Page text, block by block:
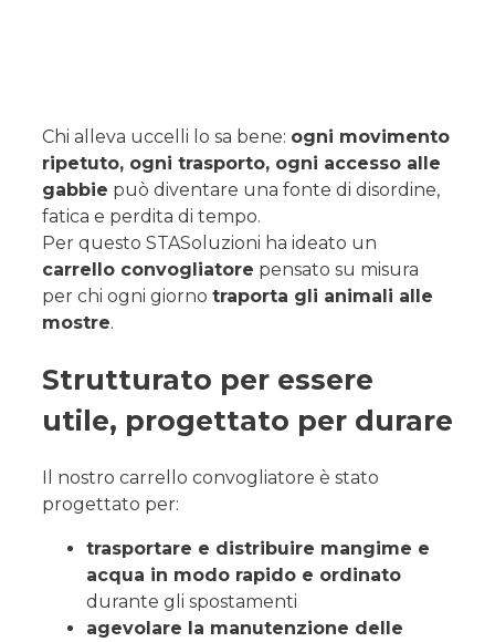
Chi alleva uccelli lo sa bene: ogni movimento
ripetuto, ogni trasporto, ogni accesso alle
gabbie può diventare una fonte di disordine,
fatica e perdita di tempo.
Per questo STASoluzioni ha ideato un
carrello convogliatore pensato su misura
per chi ogni giorno traporta gli animali alle
mostre.
Strutturato per essere
utile, progettato per durare
Il nostro carrello convogliatore è stato
progettato per:
trasportare e distribuire mangime e
acqua in modo rapido e ordinato
durante gli spostamenti
agevolare la manutenzione delle